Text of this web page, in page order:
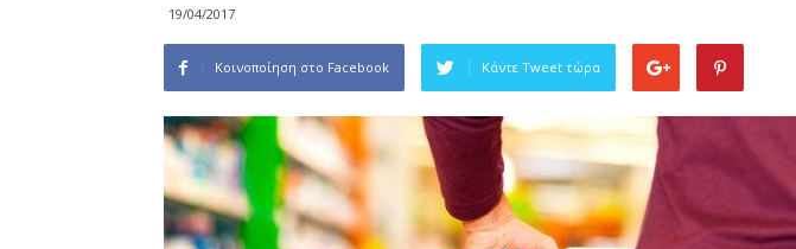
19/04/2017
Κοινοποίηση στο Facebook Κάντε Tweet τώρα